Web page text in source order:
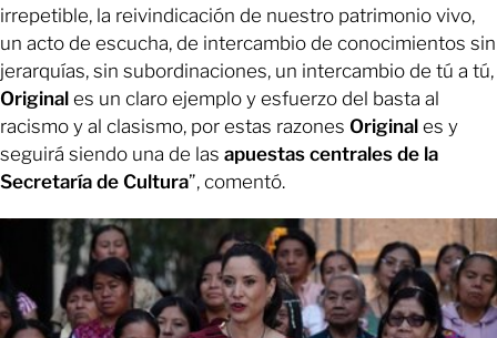
irrepetible, la reivindicación de nuestro patrimonio vivo,
un acto de escucha, de intercambio de conocimientos sin
jerarquías, sin subordinaciones, un intercambio de tú a tú,
Original es un claro ejemplo y esfuerzo del basta al
racismo y al clasismo, por estas razones Original es y
seguirá siendo una de las apuestas centrales de la
Secretaría de Cultura”, comentó.